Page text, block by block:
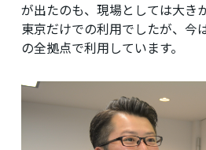
が出たのも、現場としては大き
東京だけでの利用でしたが、今
の全拠点で利用しています。